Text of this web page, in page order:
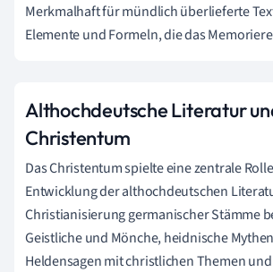
Merkmalhaft für mündlich überlieferte
Elemente und Formeln, die das
Althochdeutsche Literatur
Christentum
Das Christentum spielte eine zentrale
Entwicklung der althochdeutschen
Christianisierung germanischer Stämme
Geistliche und Mönche, heidnische
Heldensagen mit christlichen Themen